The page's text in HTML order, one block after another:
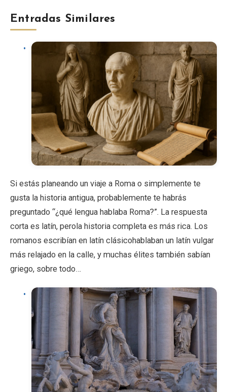
Entradas Similares
Si estás planeando un viaje a Roma o simplemente te
gusta la historia antigua, probablemente te habrás
preguntado “¿qué lengua hablaba Roma?”. La respuesta
corta es latín, perola historia completa es más rica. Los
romanos escribían en latín clásicohablaban un latín vulgar
más relajado en la calle, y muchas élites también sabían
griego, sobre todo…